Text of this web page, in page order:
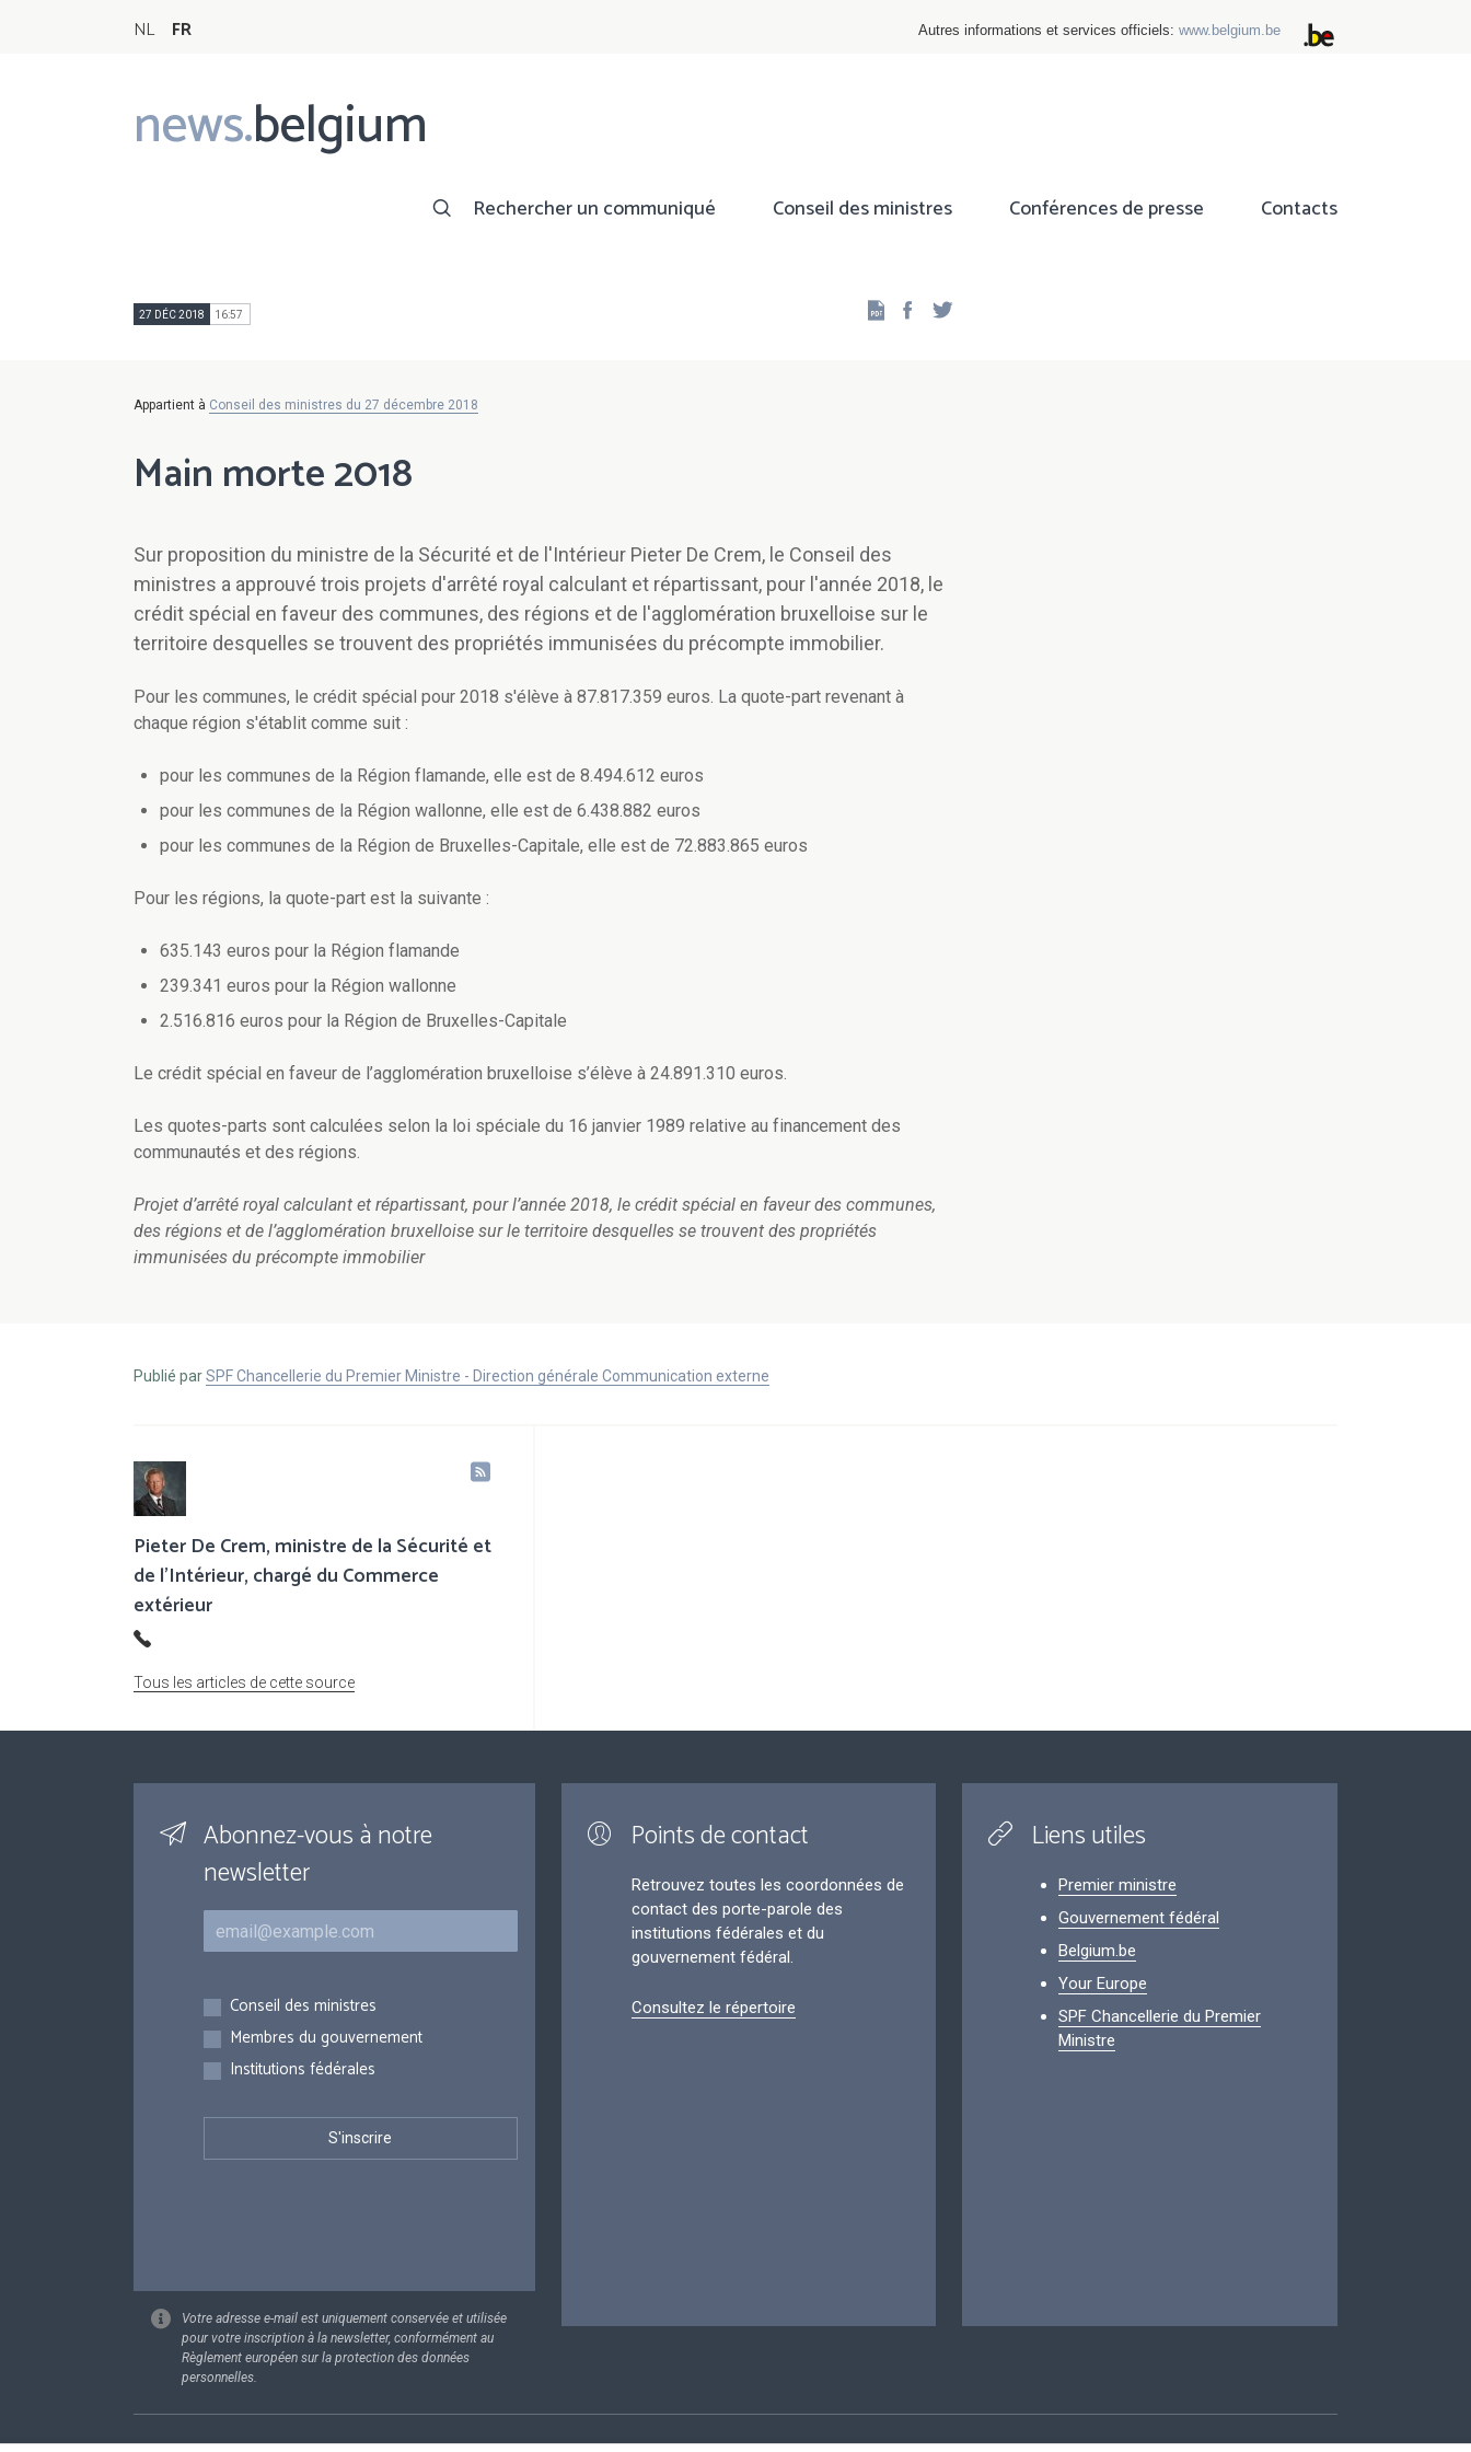
NL FR Autres informations et services officiels: www.belgium.be
news.belgium
Main
navigation
Rechercher un communiqué Conseil des ministres Conférences de presse Contacts
27 DÉC 2018 16:57 Facebook
Appartient à Conseil des ministres du 27 décembre 2018
Main morte 2018
Sur proposition du ministre de la Sécurité et de l'Intérieur Pieter De Crem, le Conseil des
ministres a approuvé trois projets d'arrêté royal calculant et répartissant, pour l'année 2018, le
crédit spécial en faveur des communes, des régions et de l'agglomération bruxelloise sur le
territoire desquelles se trouvent des propriétés immunisées du précompte immobilier.
Pour les communes, le crédit spécial pour 2018 s'élève à 87.817.359 euros. La quote-part revenant à
chaque région s'établit comme suit :
pour les communes de la Région flamande, elle est de 8.494.612 euros
pour les communes de la Région wallonne, elle est de 6.438.882 euros
pour les communes de la Région de Bruxelles-Capitale, elle est de 72.883.865 euros
Pour les régions, la quote-part est la suivante :
635.143 euros pour la Région flamande
239.341 euros pour la Région wallonne
2.516.816 euros pour la Région de Bruxelles-Capitale
Le crédit spécial en faveur de l’agglomération bruxelloise s’élève à 24.891.310 euros.
Les quotes-parts sont calculées selon la loi spéciale du 16 janvier 1989 relative au financement des
communautés et des régions.
Projet d’arrêté royal calculant et répartissant, pour l’année 2018, le crédit spécial en faveur des communes,
des régions et de l’agglomération bruxelloise sur le territoire desquelles se trouvent des propriétés
immunisées du précompte immobilier
Publié parSPF Chancellerie du Premier Ministre - Direction générale Communication externe
Pieter De Crem, ministre de la Sécurité et
de l’Intérieur, chargé du Commerce
extérieur
Tous les articles de cette source
Abonnez-vous à notre
newsletter
Courriel
Inscriptions
Conseil des ministres
Membres du gouvernement
Institutions fédérales
Votre adresse e-mail est uniquement conservée et utilisée
pour votre inscription à la newsletter, conformément au
Règlement européen sur la protection des données
personnelles.
Points de contact
Retrouvez toutes les coordonnées de
contact des porte-parole des
institutions fédérales et du
gouvernement fédéral.
Consultez le répertoire
Liens utiles
Premier ministre
Gouvernement fédéral
Belgium.be
Your Europe
SPF Chancellerie du Premier
Ministre